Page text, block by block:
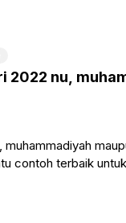
2022 nu,
contoh terbaik